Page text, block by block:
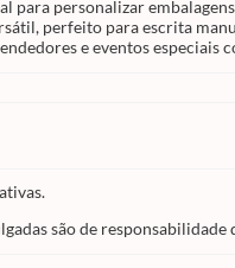
para personalizar
perfeito para escrita
e eventos
são de